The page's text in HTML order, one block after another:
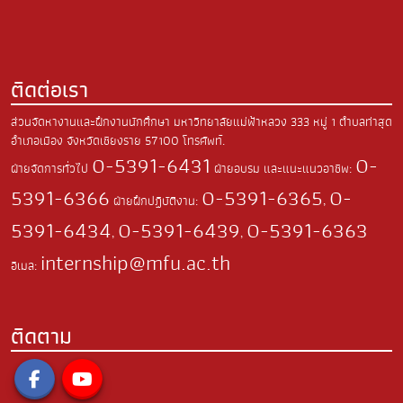
ติดต่อเรา
ส่วนจัดหางานและฝึกงานนักศึกษา มหาวิทยาลัยแม่ฟ้าหลวง 333 หมู่ 1 ตำบลท่าสุด
อำเภอเมือง จังหวัดเชียงราย 57100 โทรศัพท์.
ฝ่ายจัดการทั่วไป 0-5391-6431 ฝ่ายอบรม และแนะแนวอาชีพ: 0-
5391-6366 ฝ่ายฝึกปฏิบัติงาน: 0-5391-6365, 0-
5391-6434, 0-5391-6439, 0-5391-6363
อีเมล: internship@mfu.ac.th
ติดตาม